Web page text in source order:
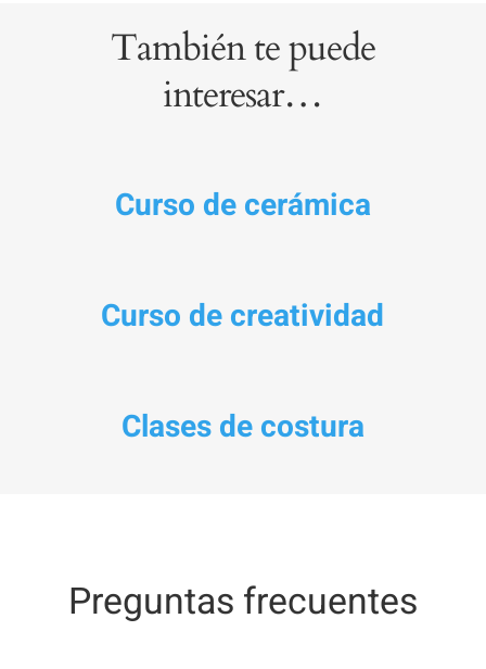
También te puede
interesar…
Curso de cerámica
Curso de creatividad
Clases de costura
Preguntas frecuentes